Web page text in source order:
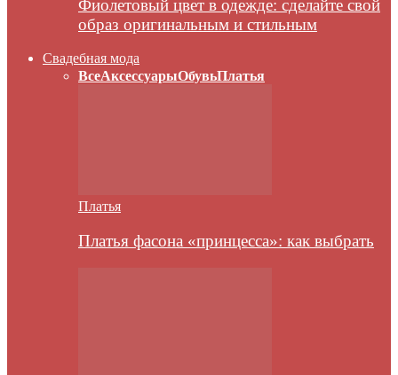
Фиолетовый цвет в одежде: сделайте свой
образ оригинальным и стильным
Свадебная мода
ВсеАксессуарыОбувьПлатья
Платья
Платья фасона «принцесса»: как выбрать